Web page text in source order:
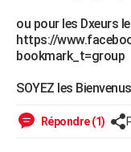
Guides de France
Escapades
Patrimoine
Expositions
Musées
Week-end nature
+LIFESTYLE
VOYAGE
ou pour les Dxeurs
https://
bookmark_t=group
SOYEZ les Bienvenus
Répondre (1)